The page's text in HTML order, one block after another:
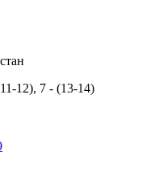
12), 7 - (13-14)